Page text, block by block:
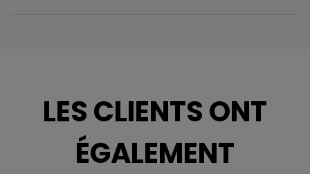
LES CLIENTS ONT
ÉGALEMENT